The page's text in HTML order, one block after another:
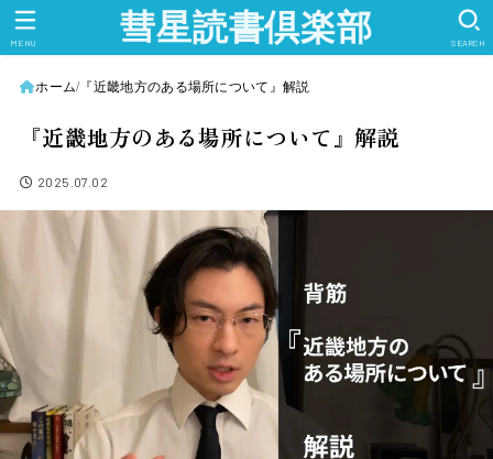
彗星読書倶楽部 SEARCH
MENU
ホーム 『近畿地方のある場所について』解説
『近畿地方のある場所について』解説
2025.07.02